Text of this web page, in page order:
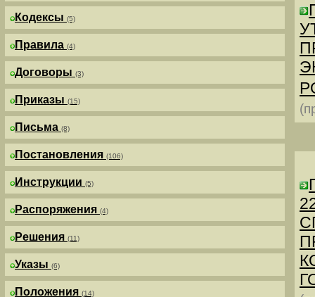
Кодексы (5)
Правила (4)
Договоры (3)
Приказы (15)
Письма (8)
Постановления (106)
Инструкции (5)
Распоряжения (4)
Решения (11)
Указы (6)
Положения (14)